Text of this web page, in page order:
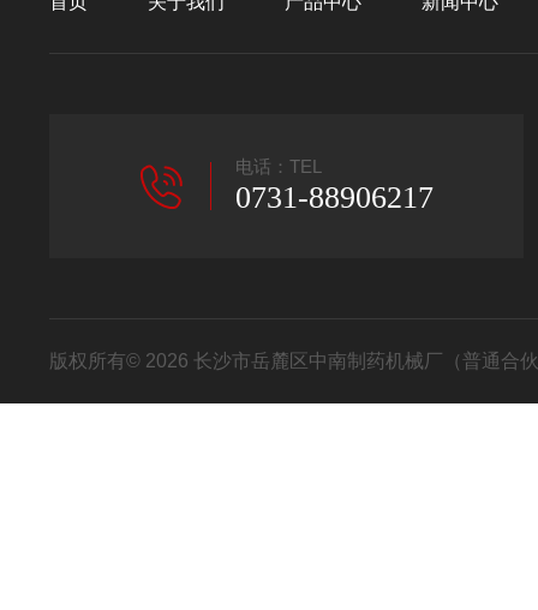
电话：TEL
0731-88906217
版权所有© 2026 长沙市岳麓区中南制药机械厂（普通